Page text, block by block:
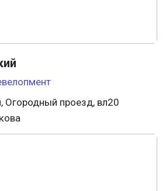
Огородный проезд, вл20